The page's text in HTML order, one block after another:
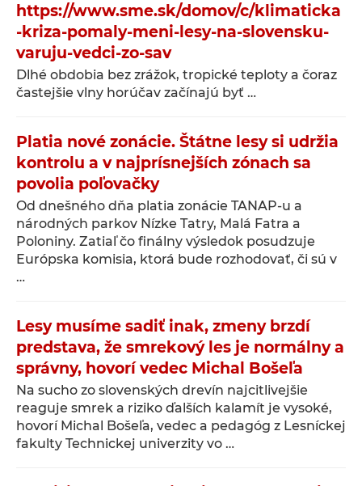
https://www.sme.sk/domov/c/klimaticka
-kriza-pomaly-meni-lesy-na-slovensku-
varuju-vedci-zo-sav
Dlhé obdobia bez zrážok, tropické teploty a čoraz
častejšie vlny horúčav začínajú byť …
Platia nové zonácie. Štátne lesy si udržia
kontrolu a v najprísnejších zónach sa
povolia poľovačky
Od dnešného dňa platia zonácie TANAP-u a
národných parkov Nízke Tatry, Malá Fatra a
Poloniny. Zatiaľ čo finálny výsledok posudzuje
Európska komisia, ktorá bude rozhodovať, či sú v
…
Lesy musíme sadiť inak, zmeny brzdí
predstava, že smrekový les je normálny a
správny, hovorí vedec Michal Bošeľa
Na sucho zo slovenských drevín najcitlivejšie
reaguje smrek a riziko ďalších kalamít je vysoké,
hovorí Michal Bošeľa, vedec a pedagóg z Lesníckej
fakulty Technickej univerzity vo …